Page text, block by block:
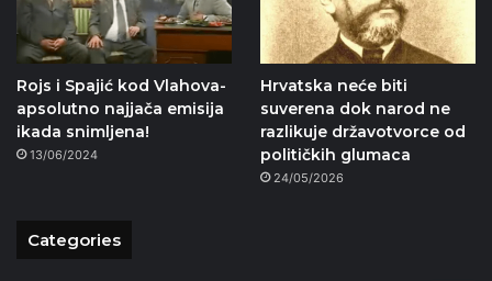
Rojs i Spajić kod Vlahova-
apsolutno najjača emisija
ikada snimljena!
13/06/2024
Hrvatska neće biti
suverena dok narod ne
razlikuje državotvorce od
političkih glumaca
24/05/2026
Categories